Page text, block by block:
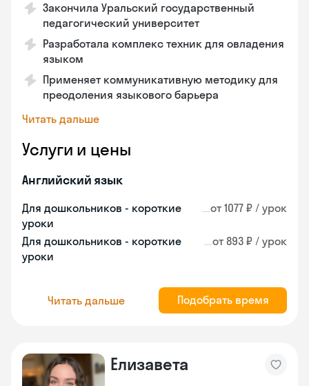
Закончила Уральский государственный
педагогический университет
Разработала комплекс техник для овладения
языком
Применяет коммуникативную методику для
преодоления языкового барьера
Читать дальше
Услуги и цены
Английский язык
Для дошкольников - короткие
уроки
от 1077 ₽ / урок
Для дошкольников - короткие
уроки
от 893 ₽ / урок
Читать дальше Подобрать время
Елизавета